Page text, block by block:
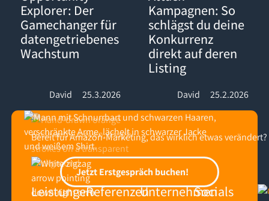
Explorer: Der
Gamechanger für
datengetriebenes
Wachstum
David 25.3.2026
Kampagnen: So
schlägst du deine
Konkurrenz
direkt auf deren
Listing
David 25.2.2026
Bereit für Amazon-Marketing, das wirklich etwas verändert?
Jetzt Erstgespräch buchen!
Jetzt Erstgespräch buchen!
LeistungenReferenzenUnternehmen
Socials